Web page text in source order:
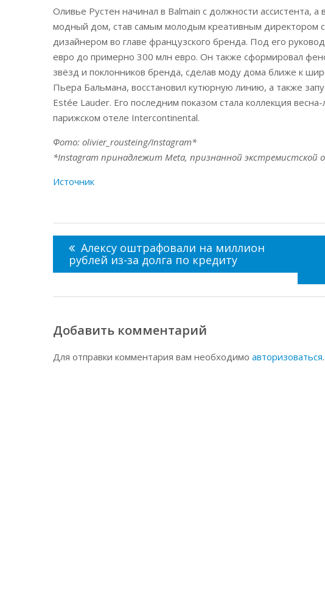
Оливье Рустен начинал в Balmain с должности ассистента, а
модный дом, став самым молодым креативным директором
дизайнером во главе французского бренда. Под его
евро до примерно 300 млн евро. Он также сформировал
звёзд и поклонников бренда, сделав моду дома ближе к
Пьера Бальмана, восстановил кутюрную линию, а также
Estée Lauder. Его последним показом стала коллекция
парижском отеле Intercontinental.
Фото: olivier_rousteing/Instagram*
*Instagram принадлежит Meta, признанной экстремистской
Источник
Навигация
по
записям
Алексу оштрафовали на миллион
рублей из-за долга по кредиту
Добавить комментарий
Для отправки комментария вам необходимо авторизоваться.